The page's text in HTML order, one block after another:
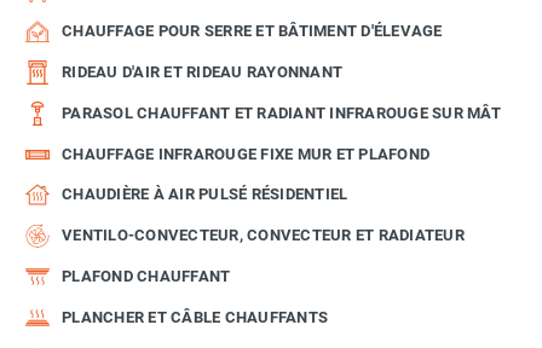
CHAUFFAGE POUR SERRE ET BÂTIMENT D'ÉLEVAGE
RIDEAU D'AIR ET RIDEAU RAYONNANT
PARASOL CHAUFFANT ET RADIANT INFRAROUGE SUR MÂT
CHAUFFAGE INFRAROUGE FIXE MUR ET PLAFOND
CHAUDIÈRE À AIR PULSÉ RÉSIDENTIEL
VENTILO-CONVECTEUR, CONVECTEUR ET RADIATEUR
PLAFOND CHAUFFANT
PLANCHER ET CÂBLE CHAUFFANTS